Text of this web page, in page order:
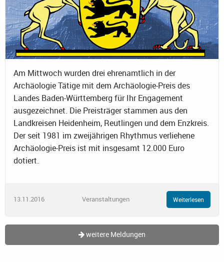
Am Mittwoch wurden drei ehrenamtlich in der
Archäologie Tätige mit dem Archäologie-Preis des
Landes Baden-Württemberg für Ihr Engagement
ausgezeichnet. Die Preisträger stammen aus den
Landkreisen Heidenheim, Reutlingen und dem Enzkreis.
Der seit 1981 im zweijährigen Rhythmus verliehene
Archäologie-Preis ist mit insgesamt 12.000 Euro
dotiert.
13.11.2016 Veranstaltungen Weiterlesen
weitere Meldungen